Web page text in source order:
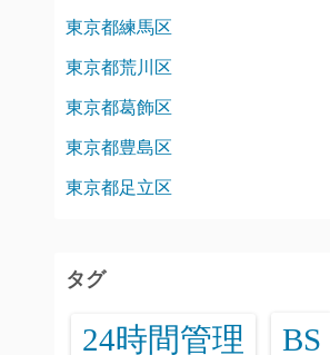
東京都練馬区
東京都荒川区
東京都葛飾区
東京都豊島区
東京都足立区
タグ
24時間管理 BS